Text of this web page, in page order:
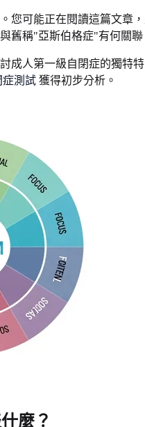
您可能正在閱讀這篇文章
舊稱"亞斯伯格症"有何關聯
成人第一級自閉症的獨
症測試 獲得初步分析。
麼？